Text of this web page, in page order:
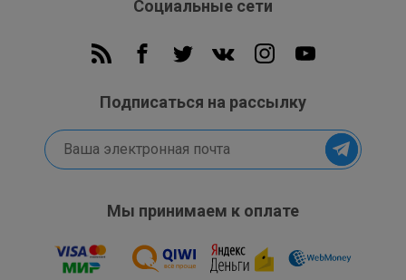
Социальные сети
Подписаться на рассылку
Мы принимаем к оплате